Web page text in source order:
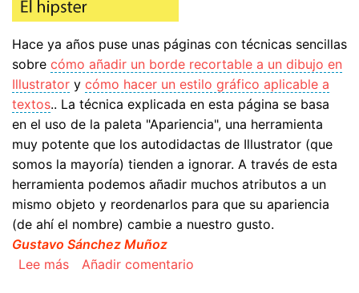
Hace ya años puse unas páginas con técnicas sencillas
sobre cómo añadir un borde recortable a un dibujo en
Illustrator y cómo hacer un estilo gráfico aplicable a
textos.. La técnica explicada en esta página se basa
en el uso de la paleta "Apariencia", una herramienta
muy potente que los autodidactas de Illustrator (que
somos la mayoría) tienden a ignorar. A través de esta
herramienta podemos añadir muchos atributos a un
mismo objeto y reordenarlos para que su apariencia
(de ahí el nombre) cambie a nuestro gusto.
Gustavo Sánchez Muñoz
Lee mássobre Bordes recortables en Illustrator con
Añadir comentario